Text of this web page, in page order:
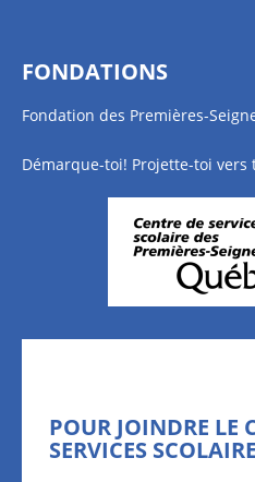
FONDATIONS
Fondation des Premières-
Démarque-toi! Projette-toi vers
POUR JOINDRE LE
SERVICES SCOLAIRE